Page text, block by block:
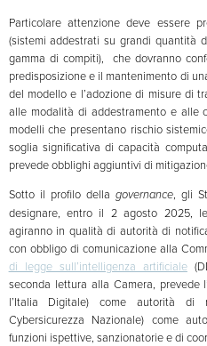
Particolare attenzione deve essere
(sistemi addestrati su grandi quantità
gamma di compiti), che dovranno
predisposizione e il mantenimento di
del modello e l’adozione di misure di
alle modalità di addestramento e alle
modelli che presentano rischio
soglia significativa di capacità
prevede obblighi aggiuntivi di
Sotto il profilo della governance, gli
designare, entro il 2 agosto 2025,
agiranno in qualità di autorità di
con obbligo di comunicazione alla
di legge sull’intelligenza artificiale
seconda lettura alla Camera, prevede
l’Italia Digitale) come autorità
Cybersicurezza Nazionale) come
funzioni ispettive, sanzionatorie e di